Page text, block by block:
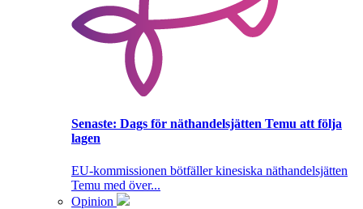
Senaste: Dags för näthandelsjätten Temu att följa
lagen
EU-kommissionen bötfäller kinesiska näthandelsjätten
Temu med över...
Opinion